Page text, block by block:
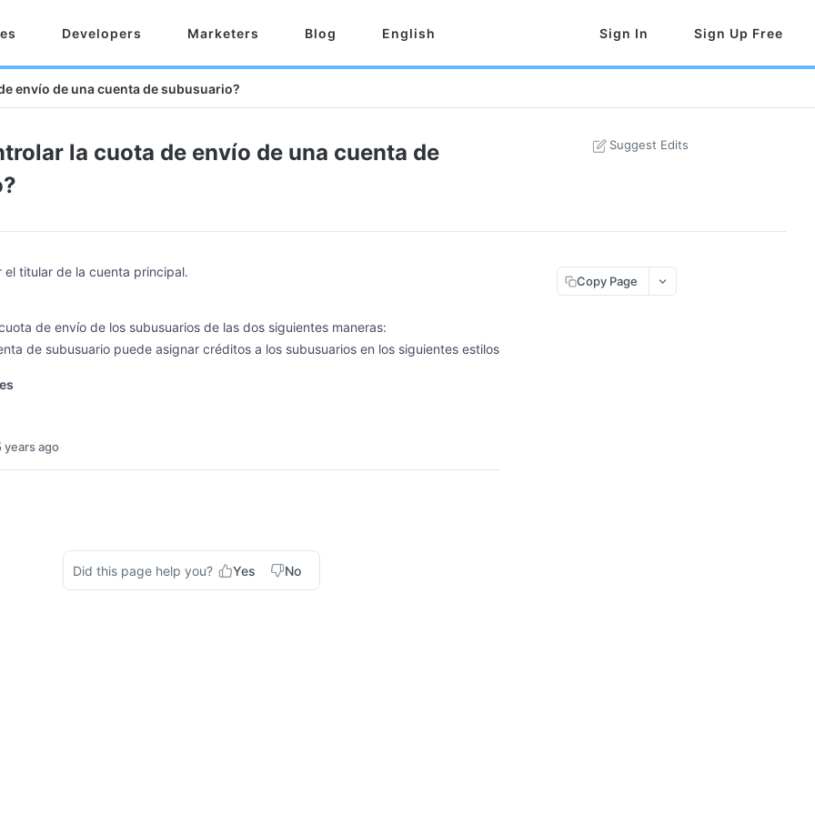
Developers Marketers Blog English Sign In Sign Up Free
envío de una cuenta de subusuario?
la cuota de envío de una cuenta de
Suggest Edits
el titular de la cuenta principal.
de envío de los subusuarios de las dos siguientes maneras:
de subusuario puede asignar créditos a los subusuarios en los siguientes estilos
years ago
Did this page help you? Yes No
Copy Page